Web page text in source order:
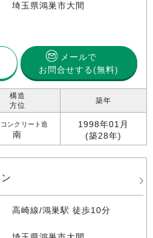
埼玉県鴻巣市大間
メールで
お問合せする(無料)
構造
方位
ンクリート造
南
築年
1998年01月
(築28年)
ン
高崎線/鴻巣駅 徒歩10分